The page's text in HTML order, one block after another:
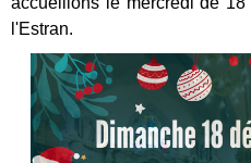
l'Estran.